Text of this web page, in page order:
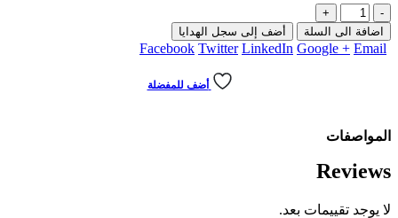
-
+
اضافة الى السلة
أضف إلى سجل الهدايا
Facebook Twitter LinkedIn Google + Email
أضف للمفضلة
المواصفات
Reviews
لا يوجد تقييمات بعد.